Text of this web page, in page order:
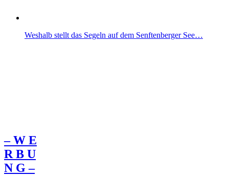
Weshalb stellt das Segeln auf dem Senftenberger See…
– W Ε
R Β U
Ν G –